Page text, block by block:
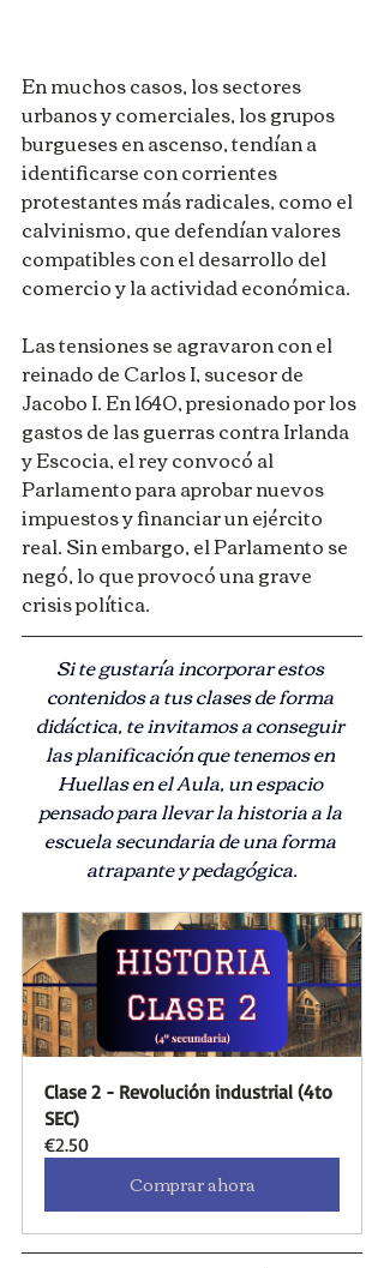
En muchos casos, los sectores
urbanos y comerciales, los grupos
burgueses en ascenso, tendían a
identificarse con corrientes
protestantes más radicales, como el
calvinismo, que defendían valores
compatibles con el desarrollo del
comercio y la actividad económica.
Las tensiones se agravaron con el
reinado de Carlos I, sucesor de
Jacobo I. En 1640, presionado por los
gastos de las guerras contra Irlanda
y Escocia, el rey convocó al
Parlamento para aprobar nuevos
impuestos y financiar un ejército
real. Sin embargo, el Parlamento se
negó, lo que provocó una grave
crisis política.
Si te gustaría incorporar estos
contenidos a tus clases de forma
didáctica, te invitamos a conseguir
las planificación que tenemos en
Huellas en el Aula, un espacio
pensado para llevar la historia a la
escuela secundaria de una forma
atrapante y pedagógica.
Clase 2 - Revolución industrial (4to
SEC)
€2.50
Comprar ahora